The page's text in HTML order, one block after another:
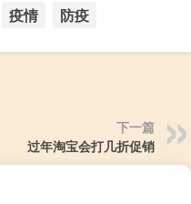
疫情 防疫
下一篇
过年淘宝会打几折促销